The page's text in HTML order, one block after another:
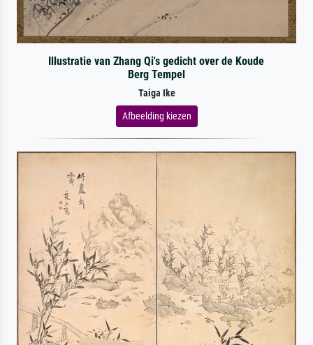
Illustratie van Zhang Qi's gedicht over de Koude
Berg Tempel
Taiga Ike
Afbeelding kiezen